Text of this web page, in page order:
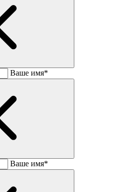
Ваше имя*
Baшe имя*